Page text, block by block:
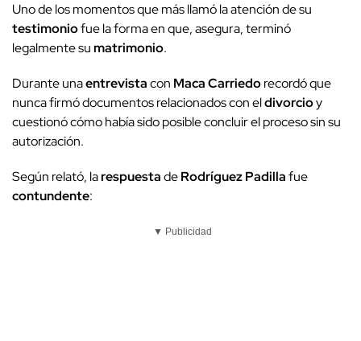
Uno de los momentos que más llamó la atención de su
testimoniofue la forma en que, asegura, terminó
legalmente sumatrimonio.
Durante unaentrevistacon Maca Carriedorecordó que
nunca firmó documentos relacionados con eldivorcioy
cuestionó cómo había sido posible concluir el proceso sin su
autorización.
Según relató, larespuestadeRodríguez Padillafue
contundente:
▼ Publicidad